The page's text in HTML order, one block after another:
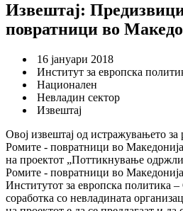
Извештај:
повратници во
16 јануари 2018
Институт за европска
Национален
Невладин сектор
Извештај
Овој извештај од истражувањето за
Ромите - повратници во
на проектот „Поттикнување
Ромите - повратници во
Институтот за европска политика
соработка со невладината